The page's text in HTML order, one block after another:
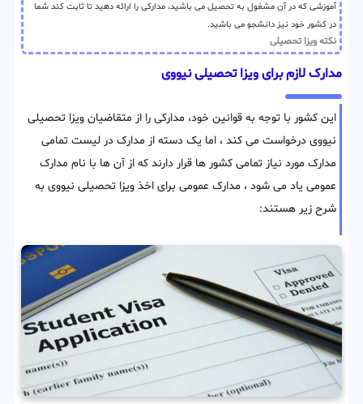
آموزشی که در آن مشغول به تحصیل می باشید، مدارکی را ارائه دهید تا ثابت کند شما
در کشور خود نیز دانشجو می باشید.
نکته ویزا تحصیلی
مدارک لازم برای ویزا تحصیلی نیووی
این کشور با توجه به قوانین خود، مدارکی را از متقاضیان ویزا تحصیلی
نیووی درخواست می کند ، اما یک دسته از مدارک در لیست تمامی
مدارک مورد نیاز تمامی کشور ها قرار دارند که از آن ها با نام مدارک
عمومی یاد می شود ، مدارک عمومی برای اخذ ویزا تحصیلی نیووی به
شرح زیر هستند: